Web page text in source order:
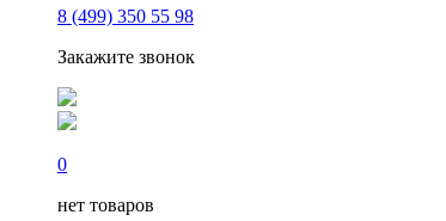
8 (499) 350 55 98
Закажите звонок
0
нет товаров